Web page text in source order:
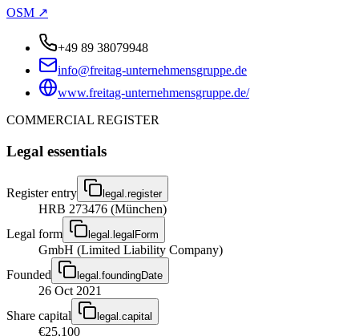
OSM ↗
+49 89 38079948
info@freitag-unternehmensgruppe.de
www.freitag-unternehmensgruppe.de/
COMMERCIAL REGISTER
Legal essentials
Register entry legal.register
HRB 273476 (München)
Legal form
legal.legalForm
GmbH (Limited Liability Company)
Founded
legal.foundingDate
26 Oct 2021
Share capital
legal.capital
€25,100